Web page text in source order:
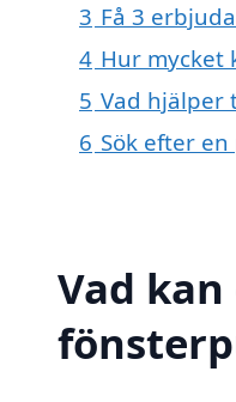
3 Få 3
4 Hur mycket
5 Vad hjälper
6 Sök efter
Vad